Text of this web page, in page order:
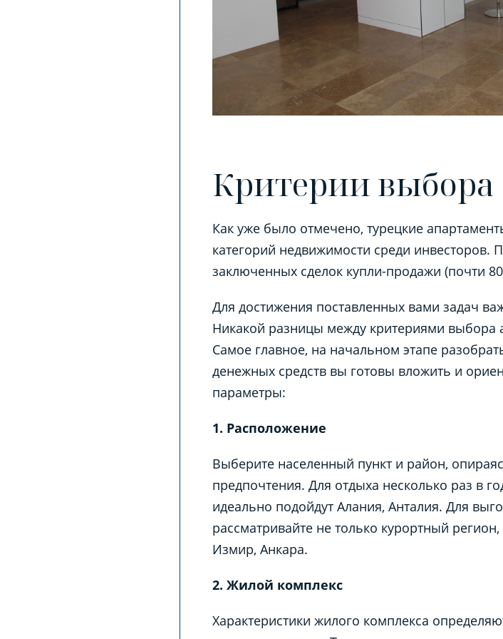
Критерии выбора
Как уже было отмечено, турецкие
категорий недвижимости среди инвесторов.
заключенных сделок купли-продажи (почти
Для достижения поставленных вами задач
Никакой разницы между критериями выбора
Самое главное, на начальном этапе
денежных средств вы готовы вложить и
параметры:
1. Расположение
Выберите населенный пункт и район,
предпочтения. Для отдыха несколько раз в
идеально подойдут Алания, Анталия. Для
рассматривайте не только курортный
Измир, Анкара.
2. Жилой комплекс
Характеристики жилого комплекса